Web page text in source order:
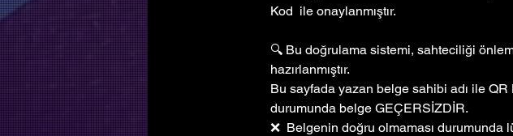
Kod  ile onaylanmıştır.
🔍 Bu doğrulama sistemi, sahteciliği
hazırlanmıştır.
Bu sayfada yazan belge sahibi adı ile QR
durumunda belge GEÇERSİZDİR.
❌  Belgenin doğru olmaması